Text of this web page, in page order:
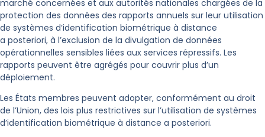
marché concernées et aux autorités nationales chargées de la
protection des données des rapports annuels sur leur utilisation
de systèmes d’identification biométrique à distance
a posteriori, à l’exclusion de la divulgation de données
opérationnelles sensibles liées aux services répressifs. Les
rapports peuvent être agrégés pour couvrir plus d’un
déploiement.
Les États membres peuvent adopter, conformément au droit
de l’Union, des lois plus restrictives sur l’utilisation de systèmes
d’identification biométrique à distance a posteriori.